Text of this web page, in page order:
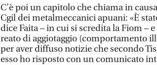
C’è poi un capitolo che chiama in
Cgil dei metalmeccanici apuani: «È
dice Faita – in cui si scredita la Fiom –
reato di aggiotaggio (comportamento
per aver diffuso notizie che secondo
esso ho risposto con un comunicato